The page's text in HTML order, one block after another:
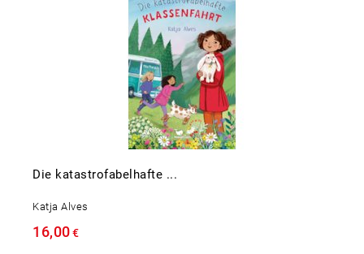
Die katastrofabelhafte ...
Katja Alves
16,00€